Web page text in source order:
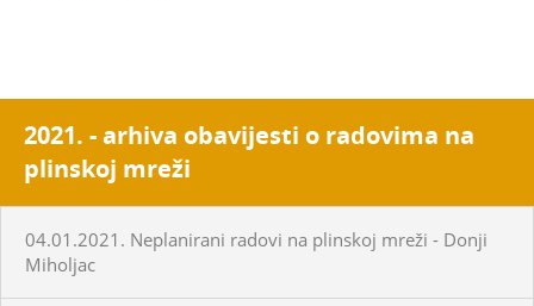
2021. - arhiva obavijesti o radovima na
plinskoj mreži
04.01.2021. Neplanirani radovi na plinskoj mreži - Donji
Miholjac